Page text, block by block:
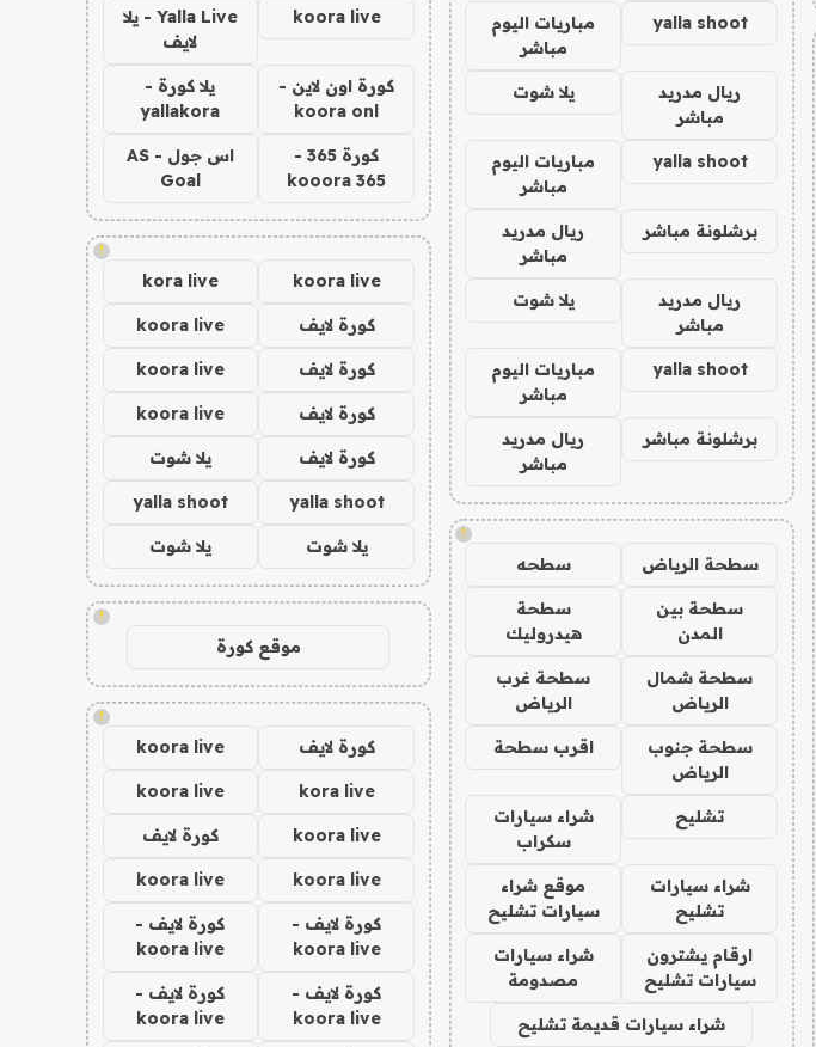
yalla shoot
مباريات اليوم
مباشر
ريال مدريد
مباشر
يلا شوت
yalla shoot
مباريات اليوم
مباشر
برشلونة مباشر
ريال مدريد
مباشر
ريال مدريد
مباشر
يلا شوت
yalla shoot
مباريات اليوم
مباشر
برشلونة مباشر
ريال مدريد
مباشر
!
سطحة الرياض سطحه
سطحة بين
المدن
سطحة
هيدروليك
سطحة شمال
الرياض
سطحة غرب
الرياض
سطحة جنوب
الرياض
اقرب سطحة
تشليح
شراء سيارات
سكراب
شراء سيارات
تشليح
موقع شراء
سيارات تشليح
ارقام يشترون
سيارات تشليح
شراء سيارات
مصدومة
شراء سيارات قديمة تشليح
koora live
Yalla Live - يلا
لايف
كورة اون لاين -
koora onl
يلا كورة -
yallakora
كورة 365 -
kooora 365
اس جول - AS
Goal
!
koora live
kora live
كورة لايف koora live
كورة لايف koora live
كورة لايف koora live
كورة لايف يلا شوت
yalla shoot
yalla shoot
يلا شوت يلا شوت
!
موقع كورة
!
كورة لايف koora live
kora live
koora live
koora live كورة لايف
koora live
koora live
كورة لايف -
koora live
كورة لايف -
koora live
كورة لايف -
koora live
كورة لايف -
koora live